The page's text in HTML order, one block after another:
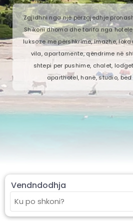
Zgjidhni nga një përzgjedhje
Shikoni dhoma dhe tarifa nga
luksoze me përshkrime, imazhe,
vila, apartamente, qëndrime në
shtepi per pushime, chalet,
aparthotel, hanë, studio,
Vendndodhja